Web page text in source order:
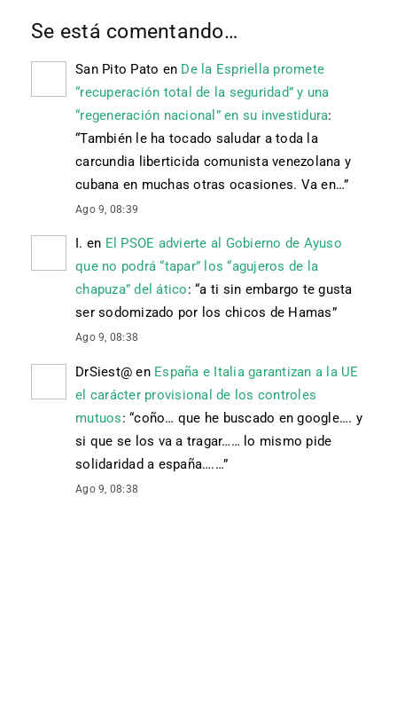
Se está comentando…
San Pito Pato en De la Espriella promete
“recuperación total de la seguridad” y una
“regeneración nacional” en su investidura:
“También le ha tocado saludar a toda la
carcundia liberticida comunista venezolana y
cubana en muchas otras ocasiones. Va en…”
Ago 9, 08:39
I. en El PSOE advierte al Gobierno de Ayuso
que no podrá “tapar” los “agujeros de la
chapuza” del ático: “a ti sin embargo te gusta
ser sodomizado por los chicos de Hamas”
Ago 9, 08:38
DrSiest@ en España e Italia garantizan a la UE
el carácter provisional de los controles
mutuos: “coño… que he buscado en google…. y
si que se los va a tragar…… lo mismo pide
solidaridad a españa….…”
Ago 9, 08:38